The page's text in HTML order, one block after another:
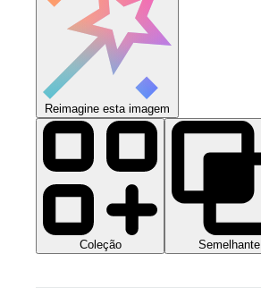
Reimagine esta imagem
Coleção Semelhante